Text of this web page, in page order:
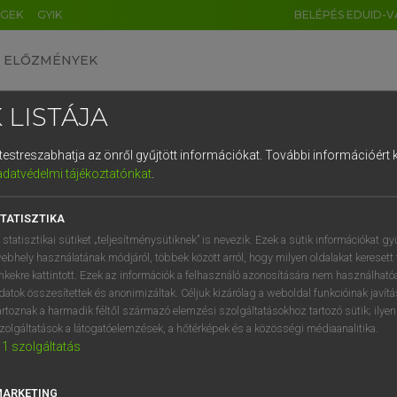
GYIK BELÉPÉS EDUID-
ELŐZMÉNYEK
uniós terminológiai szótár
VAN ELŐFIZETÉSED?
előfizetésem a teljes szócikk
NINCS ELŐFIZETÉSED?
LISTÁJA
az önről gyűjtött információkat. További információért
tájékoztatónkat.
statisztikai sütiket „teljesítménysütiknek” is nevezik. Ezek a sütik információkat
használatának módjáról, többek között arról, hogy milyen oldalakat keresett
kattintott. Ezek az információk a felhasználó azonosítására nem
összesítettek és anonimizáltak. Céljuk kizárólag a weboldal funkcióinak
a harmadik féltől származó elemzési szolgáltatásokhoz tartozó sütik;
a látogatóelemzések, a hőtérképek és a közösségi médiaanalitika.
1 szolgáltatás
DE CN FR ES IT NL
1 2 3 4 5 6 7 8 9
q w e r t z u i
a s d f g h j k l é
í y x c v b n m , .